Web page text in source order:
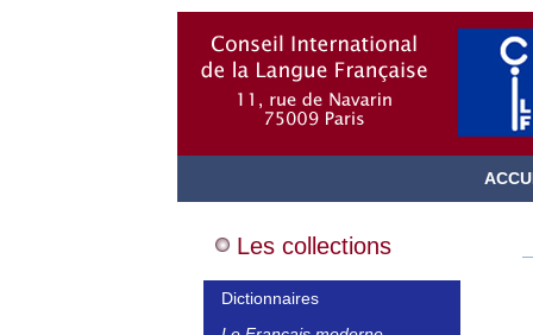
Les collections
Dictionnaires